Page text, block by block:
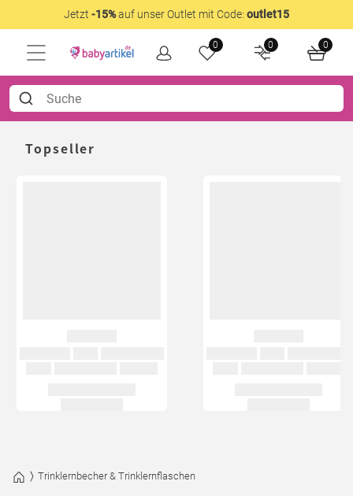
Jetzt -15%auf unser Outlet mit Code: outlet15
0 0 0
Topseller
Trinklernbecher & Trinklernflaschen